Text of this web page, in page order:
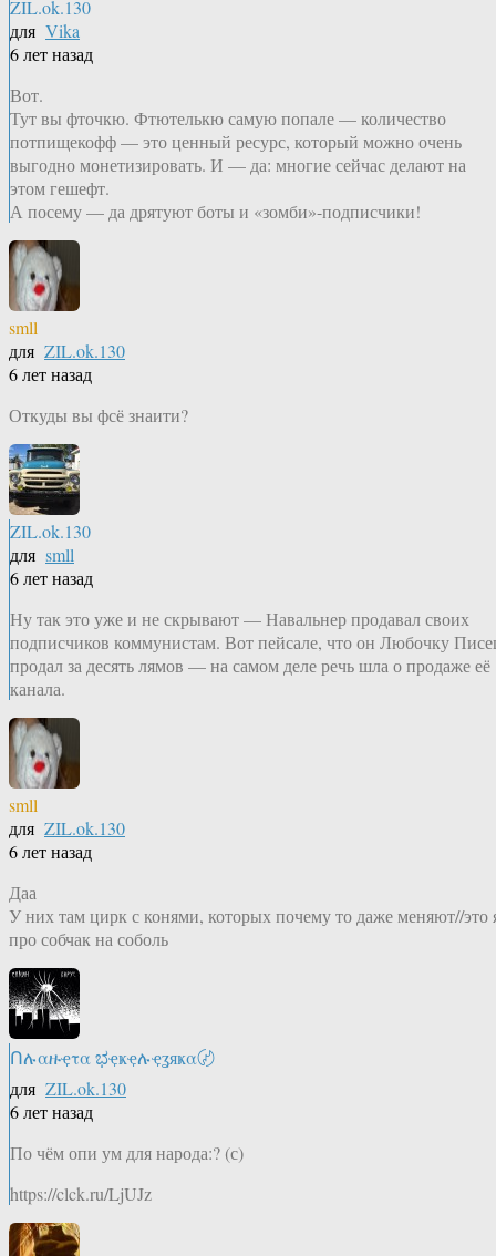
ZIL.ok.130
для Vika
6 лет назад
Вот.
Тут вы фточкю. Фтютелькю самую попале — количество
потпищекофф — это ценный ресурс, который можно очень
выгодно монетизировать. И — да: многие сейчас делают на
этом гешефт.
А посему — да дрятуют боты и «зомби»-подписчики!
smll
для ZIL.ok.130
6 лет назад
Откуды вы фсё знаити?
ZIL.ok.130
для smll
6 лет назад
Ну так это уже и не скрывают — Навальнер продавал своих
подписчиков коммунистам. Вот пейсале, что он Любочку
продал за десять лямов — на самом деле речь шла о продаже её
канала.
smll
для ZIL.ok.130
6 лет назад
Даа
У них там цирк с конями, которых почему то даже меняют//это
про собчак на соболь
Ոሉαዙҿτα ಭҿҝҿሉҿʓяҝα〄
для ZIL.ok.130
6 лет назад
По чём опи ум для народа:? (с)
https://clck.ru/LjUJz